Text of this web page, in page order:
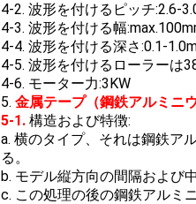
4-2. 波形を付けるピッチ:2.6-
4-3. 波形を付ける幅
4-4. 波形を付ける深さ:0.1-
4-5. 波形を付けるローラーは
4-6. モーター力:3KW
5. 金属テープ（鋼鉄アルミニ
5-1. 構造および特徴:
a. 横のタイプ、それは鋼鉄ア
る。
b. モデル縦方向の間隔および
c. この処理の後の鋼鉄アルミ